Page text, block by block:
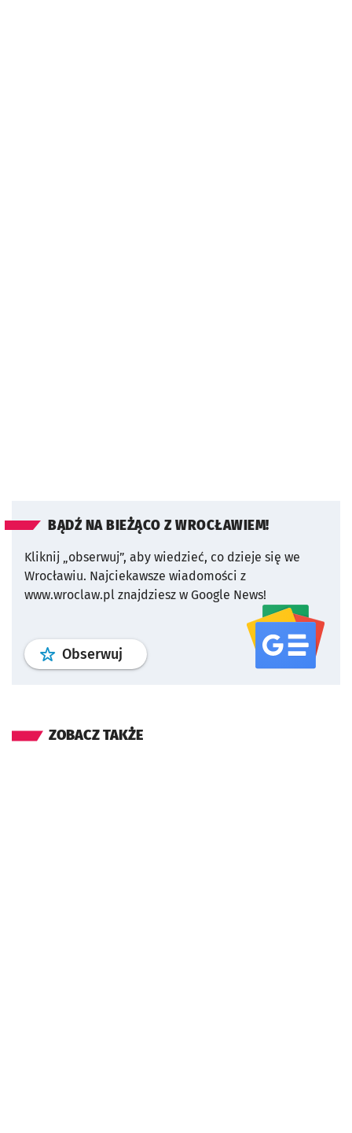
BĄDŹ NA BIEŻĄCO Z WROCŁAWIEM!
Kliknij „obserwuj”, aby wiedzieć, co dzieje się we
Wrocławiu. Najciekawsze wiadomości z
www.wroclaw.pl znajdziesz w Google News!
Obserwuj profil serwisu
ZOBACZ TAKŻE